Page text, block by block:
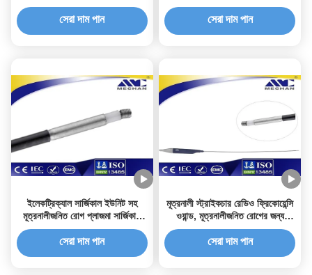
প্লাজমা ওয়ান্ড
সেরা দাম পান
আক্রমণাত্মক
সেরা দাম পান
ইলেকট্রিক্যাল সার্জিকাল ইউনিট সহ
মূত্রনালীজনিত রোগ প্লাজমা সার্জিকাল
ডিভাইসগুলি
সেরা দাম পান
মূত্রনালী স্ট্রাইকচার রেডিও ফ্রিকোয়েন্সি
ওয়ান্ড, মূত্রনালীজনিত রোগের জন্য
সার্জিক্যাল যন্ত্রের তদন্ত করুন
সেরা দাম পান